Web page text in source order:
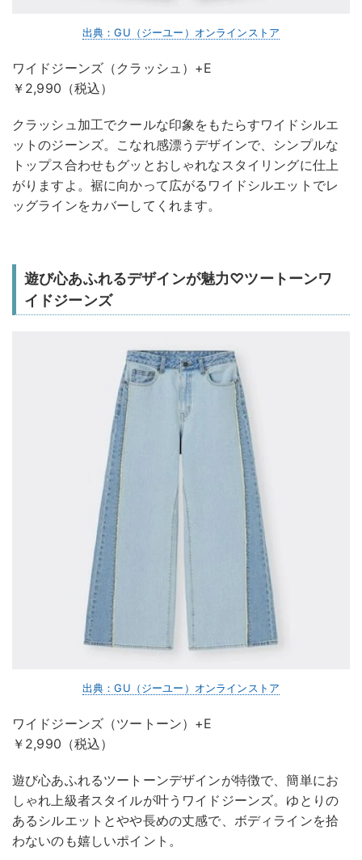
出典：GU（ジーユー）オンラインストア
ワイドジーンズ（クラッシュ）+E
￥2,990（税込）
クラッシュ加工でクールな印象をもたらすワイドシルエ
ットのジーンズ。こなれ感漂うデザインで、シンプルな
トップス合わせもグッとおしゃれなスタイリングに仕上
がりますよ。裾に向かって広がるワイドシルエットでレ
ッグラインをカバーしてくれます。
遊び心あふれるデザインが魅力♡ツートーンワ
イドジーンズ
出典：GU（ジーユー）オンラインストア
ワイドジーンズ（ツートーン）+E
￥2,990（税込）
遊び心あふれるツートーンデザインが特徴で、簡単にお
しゃれ上級者スタイルが叶うワイドジーンズ。ゆとりの
あるシルエットとやや長めの丈感で、ボディラインを拾
わないのも嬉しいポイント。